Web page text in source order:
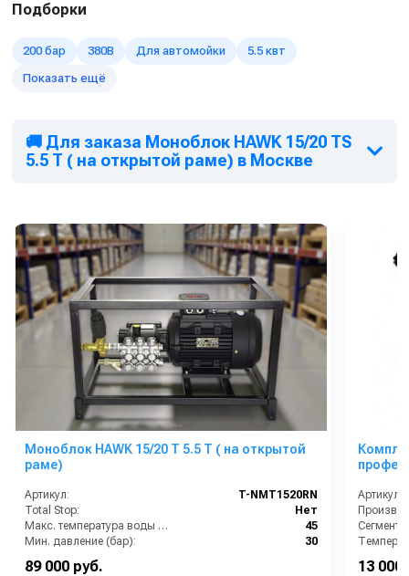
оборудования на
Подборки
200 бар 380В Для автомойки
5.5 квт
Показать ещё
🚚 Для заказа Моноблок HAWK 15/20 TS
5.5 T ( на открытой раме) в Москве
Моноблок HAWK 15/20 T 5.5 T ( на открытой
раме)
Артикул:
T-NMT1520RN
Total Stop:
Нет
Макс. температура воды (°C):
45
Мин. давление (бар):
30
Производительность (л/ч):
89 000 руб.
Артикул:
Сегмент:
13 000